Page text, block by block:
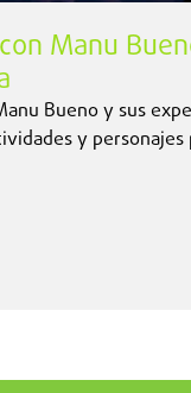
Manu
Bueno y sus
y